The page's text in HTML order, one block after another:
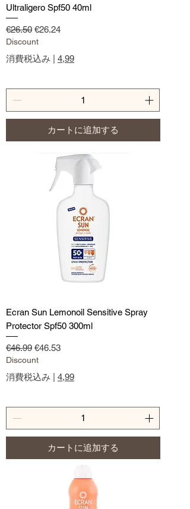
Ultraligero Spf50 40ml
通常価格
€26.50 セール価格
€26.24
Discount
消費税込み 4,99
カートに追加する
Ecran Sun Lemonoil Sensitive Spray
Protector Spf50 300ml
通常価格
€46.99 セール価格
€46.53
Discount
消費税込み 4,99
カートに追加する